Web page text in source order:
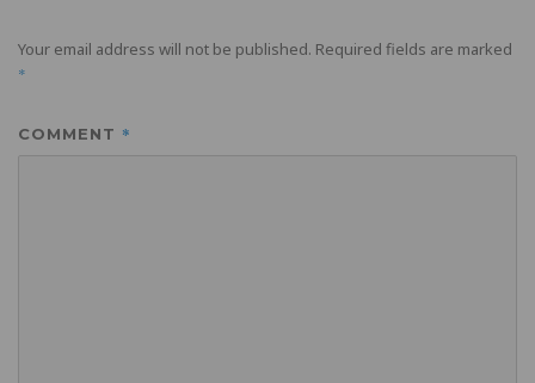
Your email address will not be published. Required fields are marked
*
COMMENT *